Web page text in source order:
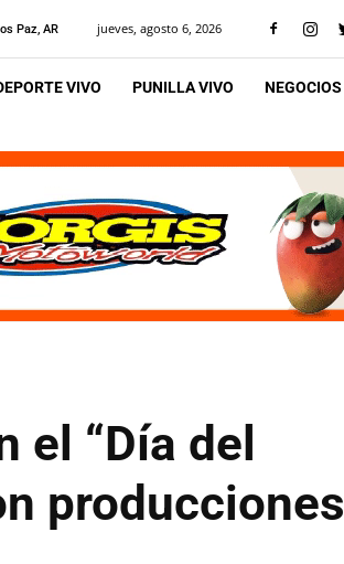
Paz, AR jueves, agosto 6, 2026
VIVO PUNILLA VIVO NEGOCIOS
el “Día del
producciones